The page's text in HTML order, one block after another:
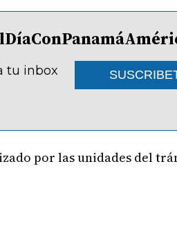
tu inbox
por las unidades del